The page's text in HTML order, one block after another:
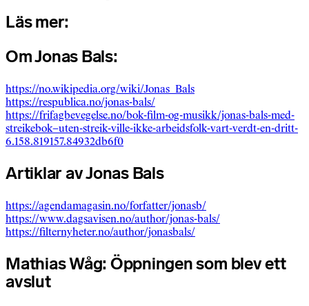
Läs mer:
Om Jonas Bals:
https://no.wikipedia.org/wiki/Jonas_Bals
https://respublica.no/jonas-bals/
https://frifagbevegelse.no/bok-film-og-musikk/jonas-bals-med-
streikebok–uten-streik-ville-ikke-arbeidsfolk-vart-verdt-en-dritt-
6.158.819157.84932db6f0
Artiklar av Jonas Bals
https://agendamagasin.no/forfatter/jonasb/
https://www.dagsavisen.no/author/jonas-bals/
https://filternyheter.no/author/jonasbals/
Mathias Wåg: Öppningen som blev ett
avslut